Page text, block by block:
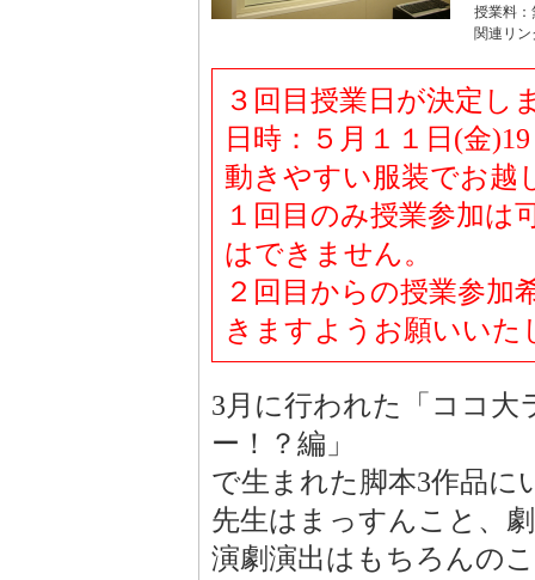
授業料
関連リン
３回目授業日が決定し
日時：５月１１日(金
動きやすい服装でお越
１回目のみ授業参加は
はできません。
２回目からの授業参加
きますようお願いいた
3月に行われた「ココ
ー！？編」
で生まれた脚本3作品に
先生はまっすんこと、
演劇演出はもちろんの